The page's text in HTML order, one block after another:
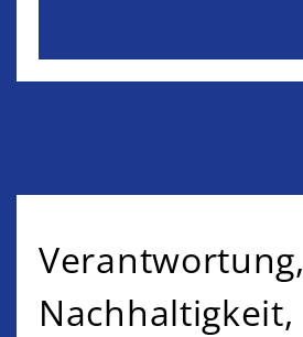
Verantwortung,
Nachhaltigkeit,